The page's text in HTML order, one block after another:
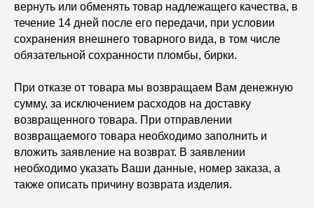
вернуть или обменять товар надлежащего качества, в
течение 14 дней после его передачи, при условии
сохранения внешнего товарного вида, в том числе
обязательной сохранности пломбы, бирки.
При отказе от товара мы возвращаем Вам денежную
сумму, за исключением расходов на доставку
возвращенного товара. При отправлении
возвращаемого товара необходимо заполнить и
вложить заявление на возврат. В заявлении
необходимо указать Ваши данные, номер заказа, а
также описать причину возврата изделия.
УЧАСТВУЙТЕ В НАШЕЙ
СИСТЕМЕ ЛОЯЛЬНОСТИ
КАТАЛОГ
Бодичейны
УСЛУГИ
Стилист на связи
Договор оферты
Политика
ПОКУПАТЕЛЯМ
Кольца
Браслеты
Колье
Ремни
Изделия на заказ
Регистрация